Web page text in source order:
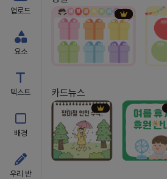
업로드
요소
텍스트
배경
우리 반
카드뉴스